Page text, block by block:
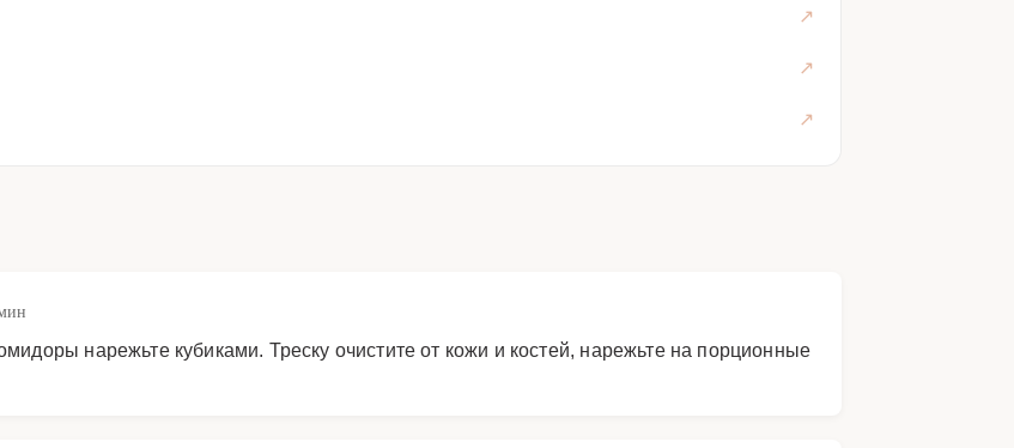
нарежьте кубиками. Треску очистите от кожи и костей, нарежьте на порционные